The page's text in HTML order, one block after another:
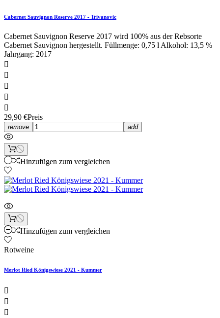
Cabernet Sauvignon Reserve 2017 - Trivanovic
Cabernet Sauvignon Reserve 2017 wird 100% aus der Rebsorte
Cabernet Sauvignon hergestellt. Füllmenge: 0,75 l Alkohol: 13,5 %
Jahrgang: 2017





29,90 €Preis
remove add
Hinzufügen zum vergleichen
Hinzufügen zum vergleichen
Rotweine
Merlot Ried Königswiese 2021 - Kummer


